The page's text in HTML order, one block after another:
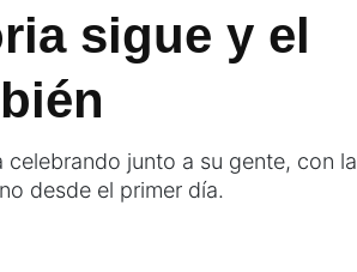
sigue y el
junto a su gente, con la
desde el primer día.